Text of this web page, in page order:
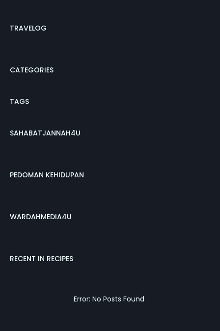
TRAVELOG
CATEGORIES
TAGS
SAHABATJANNAH4U
PEDOMAN KEHIDUPAN
WARDAHMEDIA4U
RECENT IN RECIPES
Error: No Posts Found